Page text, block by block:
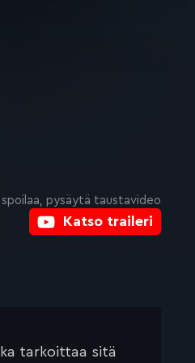
Katso traileri
spoilaa, pysäytä taustavideo
tarkoittaa sitä